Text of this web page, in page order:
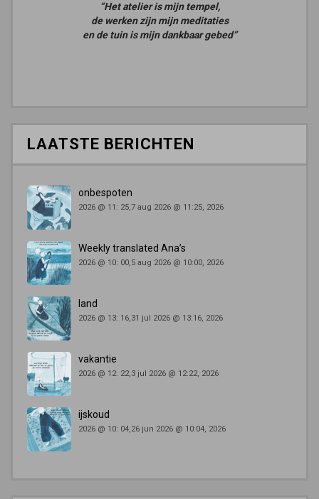
“Het atelier is mijn tempel,
de werken zijn mijn meditaties
en de tuin is mijn dankbaar gebed”
LAATSTE BERICHTEN
onbespoten
2026 @ 11: 25,7 aug 2026 @ 11:25, 2026
Weekly translated Ana’s
2026 @ 10: 00,5 aug 2026 @ 10:00, 2026
land
2026 @ 13: 16,31 jul 2026 @ 13:16, 2026
vakantie
2026 @ 12: 22,3 jul 2026 @ 12:22, 2026
ijskoud
2026 @ 10: 04,26 jun 2026 @ 10:04, 2026